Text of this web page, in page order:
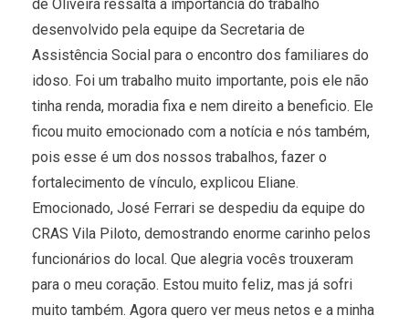
de Oliveira ressalta a importância do trabalho
desenvolvido pela equipe da Secretaria de
Assistência Social para o encontro dos familiares do
idoso. Foi um trabalho muito importante, pois ele não
tinha renda, moradia fixa e nem direito a beneficio. Ele
ficou muito emocionado com a notícia e nós também,
pois esse é um dos nossos trabalhos, fazer o
fortalecimento de vínculo, explicou Eliane.
Emocionado, José Ferrari se despediu da equipe do
CRAS Vila Piloto, demostrando enorme carinho pelos
funcionários do local. Que alegria vocês trouxeram
para o meu coração. Estou muito feliz, mas já sofri
muito também. Agora quero ver meus netos e a minha